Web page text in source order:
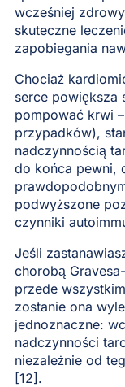
wcześniej
skuteczne
zapobiegania
Chociaż
serce powiększa
pompować krwi
przypadków),
nadczynnością
do końca pewni,
podwyższone
czynniki
Jeśli
chorobą
przede
zostanie ona
jednoznaczne:
nadczynności
niezależnie od
[12].